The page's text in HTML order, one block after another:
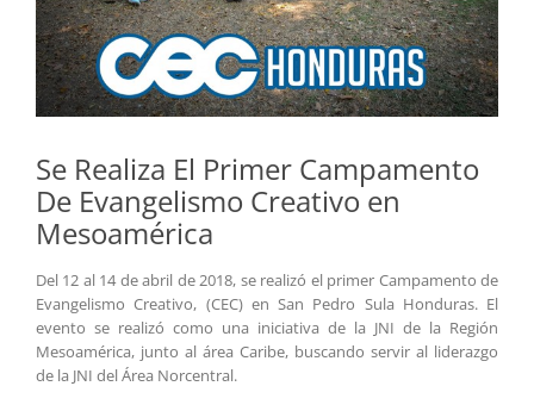
Se Realiza El Primer Campamento
De Evangelismo Creativo en
Mesoamérica
Del 12 al 14 de abril de 2018, se realizó el primer Campamento de
Evangelismo Creativo, (CEC) en San Pedro Sula Honduras. El
evento se realizó como una iniciativa de la JNI de la Región
Mesoamérica, junto al área Caribe, buscando servir al liderazgo
de la JNI del Área Norcentral.